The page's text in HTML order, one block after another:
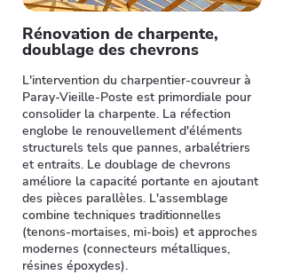
Rénovation de charpente,
doublage des chevrons
L'intervention du charpentier-couvreur à
Paray-Vieille-Poste est primordiale pour
consolider la charpente. La réfection
englobe le renouvellement d'éléments
structurels tels que pannes, arbalétriers
et entraits. Le doublage de chevrons
améliore la capacité portante en ajoutant
des pièces parallèles. L'assemblage
combine techniques traditionnelles
(tenons-mortaises, mi-bois) et approches
modernes (connecteurs métalliques,
résines époxydes).